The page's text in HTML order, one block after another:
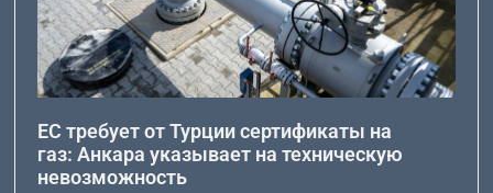
ЕС требует от Турции сертификаты на
газ: Анкара указывает на техническую
невозможность